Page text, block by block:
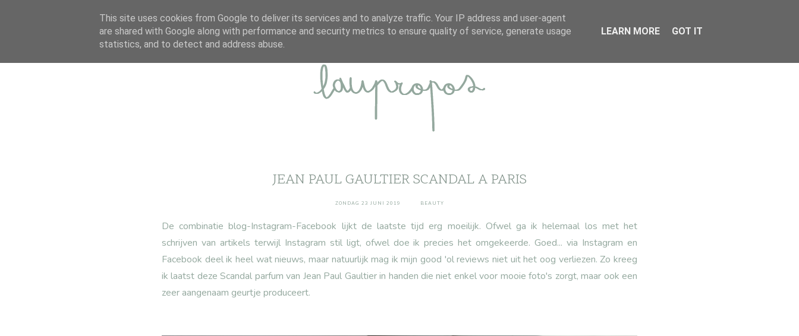
ABOUT DISCLAIMER CONTACT
JEAN PAUL GAULTIER SCANDAL A PARIS
ZONDAG 23 JUNI 2019 BEAUTY
De combinatie blog-Instagram-Facebook lijkt de laatste tijd erg moeilijk. Ofwel ga ik helemaal los met het
schrijven van artikels terwijl Instagram stil ligt, ofwel doe ik precies het omgekeerde. Goed... via Instagram en
Facebook deel ik heel wat nieuws, maar natuurlijk mag ik mijn good 'ol reviews niet uit het oog verliezen. Zo kreeg
ik laatst deze Scandal parfum van Jean Paul Gaultier in handen die niet enkel voor mooie foto's zorgt, maar ook een
zeer aangenaam geurtje produceert.
This site uses cookies from Google to deliver its services and to analyze traffic. Your IP address and user-agent
are shared with Google along with performance and security metrics to ensure quality of service, generate usage
statistics, and to detect and address abuse.
LEARN MORE GOT IT